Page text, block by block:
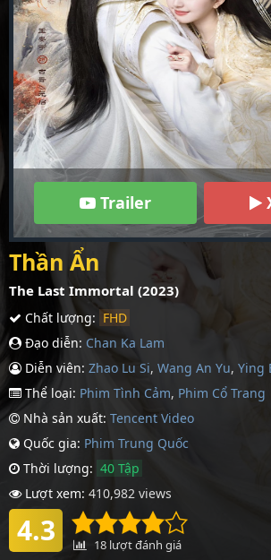
Trailer
Thần Ẩn
The Last Immortal (2023)
Chất lượng: FHD
Đạo diễn: Chan Ka Lam
Diễn viên: Zhao Lu Si, Wang An Yu, Ying
Thể loại: Phim Tình Cảm, Phim Cổ Trang
Nhà sản xuất: Tencent Video
Quốc gia: Phim Trung Quốc
Thời lượng: 40 Tập
Lượt xem: 410,982 views
4.3 18 lượt đánh giá